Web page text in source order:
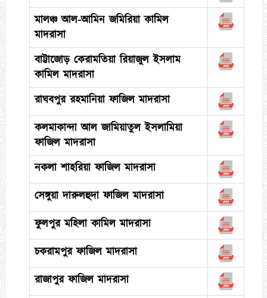
মালঞ্চ আল-আমিন জমিরিয়া কামিল
মাদরাসা
বাট্টাজোড় কেরামতিয়া রিয়াজুল ইসলাম
কামিল মাদরাসা
রাঘবপুর রহমানিয়া ফাজিল মাদরাসা
কলমাকান্দা আল জামিয়াতুল ইসলামিয়া
ফাজিল মাদরাসা
নকলা শাহরিয়া ফাজিল মাদরাসা
সেঙ্গুয়া দারুলহুদা ফাজিল মাদরাসা
ফুলপুর মহিলা কামিল মাদরাসা
চকরামপুর ফাজিল মাদরাসা
রাজাপুর ফাজিল মাদরাসা